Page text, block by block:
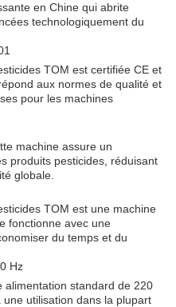
en Chine qui abrite
technologiquement du
TOM est certifiée CE et
aux normes de qualité et
pour les machines
machine assure un
produits pesticides, réduisant
globale.
TOM est une machine
fonctionne avec une
du temps et du
Hz
alimentation standard de 220
utilisation dans la plupart